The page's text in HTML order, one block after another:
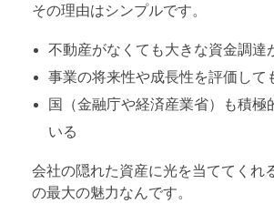
その理由はシンプルです。
不動産がなくても大きな資金調達
事業の将来性や成長性を評価して
国（金融庁や経済産業省）も積極
いる
会社の隠れた資産に光を当ててくれ
の最大の魅力なんです。